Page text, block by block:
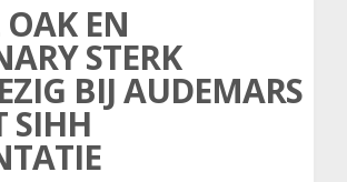
EN
STERK
BIJ AUDEMARS
SIHH